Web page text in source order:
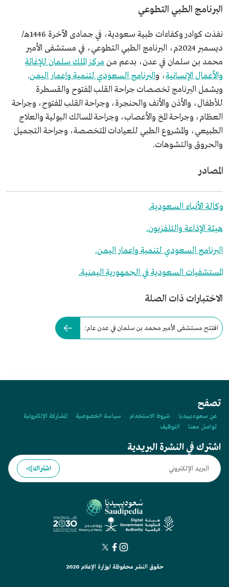
البرنامج الطبي التطوعي
نفذت كوادر وكفاءات طبية سعودية، في جمادى الآخرة 1446هـ/
ديسمبر 2024م، البرنامج الطبي التطوعي، في مستشفى الأمير
محمد بن سلمان في عدن، بدعم منمركز الملك سلمان للإغاثة
والأعمال الإنسانية، والبرنامج السعودي لتنمية وإعمار اليمن.
ويشمل البرنامج تخصصات جراحة القلب المفتوح والقسطرة
للأطفال، والأذن والأنف والحنجرة، وجراحة القلب المفتوح، وجراحة
العظام، وجراحة المخ والأعصاب، وجراحة المسالك البولية والعلاج
الطبيعي، والمشروع الطبي للعيادات المتخصصة، وجراحة التجميل
والحروق والتشوهات.
المصادر
وكالة الأنباء السعودية.
هيئة الإذاعة والتلفزيون.
البرنامج السعودي لتنمية وإعمار اليمن.
المستشفيات السعودية في الجمهورية اليمنية.
الاختبارات ذات الصلة
افتتح مستشفى الأمير محمد بن سلمان في عدن عام:
تصفح
عن سعوديبيديا شروط الاستخدام سياسة الخصوصية
المشاركة الإلكترونية
تواصل معنا
التوظيف
اشترك في النشرة البريدية
اشتراك
حقوق النشر محفوظة لوزارة الإعلام 2026